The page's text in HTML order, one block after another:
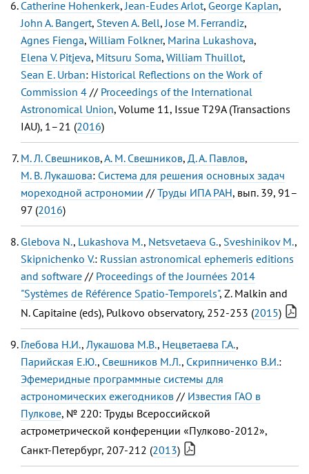
Catherine Hohenkerk,Jean-Eudes Arlot, George Kaplan,
John A. Bangert, Steven A. Bell,Jose M. Ferrandiz,
Agnes Fienga, William Folkner, Marina Lukashova,
Elena V. Pitjeva, Mitsuru Soma, William Thuillot,
Sean E. Urban: Historical Reflections on the Work of
Commission 4 // Proceedings of the International
Astronomical Union, Volume 11, Issue T29A (Transactions
IAU), 1–21 (2016)
М. Л. Свешников,А. М. Свешников, Д. А. Павлов,
М. В. Лукашова: Система для решения основных задач
мореходной астрономии // Труды ИПА РАН, вып. 39, 91–
97 (2016)
Glebova N., Lukashova M., Netsvetaeva G., Sveshinikov M.,
Skipnichenko V.: Russian astronomical ephemeris editions
and software // Proceedings of the Journées 2014
"Systèmes de Référence Spatio-Temporels", Z. Malkin and
N. Capitaine (eds), Pulkovo observatory, 252-253 (2015)
Глебова Н.И., Лукашова М.В., Нецветаева Г.А.,
Парийская Е.Ю., Свешников М.Л., Скрипниченко В.И.:
Эфемеридные программные системы для
астрономических ежегодников // Известия ГАО в
Пулкове, № 220: Труды Всероссийской
астрометрической конференции «Пулково-2012»,
Санкт-Петербург, 207-212 (2013)